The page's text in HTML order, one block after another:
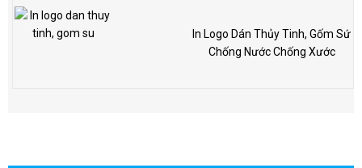
In Logo Dán Thủy Tinh, Gốm Sứ
Chống Nước Chống Xước